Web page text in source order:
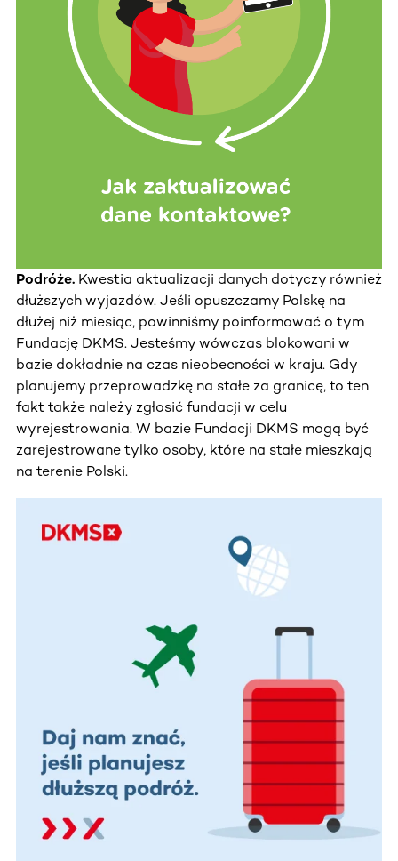
Podróże. Kwestia aktualizacji danych dotyczy również
dłuższych wyjazdów. Jeśli opuszczamy Polskę na
dłużej niż miesiąc, powinniśmy poinformować o tym
Fundację DKMS. Jesteśmy wówczas blokowani w
bazie dokładnie na czas nieobecności w kraju. Gdy
planujemy przeprowadzkę na stałe za granicę, to ten
fakt także należy zgłosić fundacji w celu
wyrejestrowania. W bazie Fundacji DKMS mogą być
zarejestrowane tylko osoby, które na stałe mieszkają
na terenie Polski.